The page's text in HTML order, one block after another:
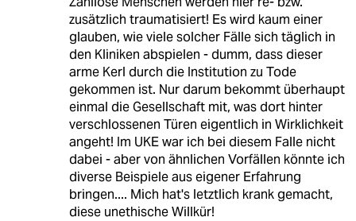
zusätzlich traumatisiert! Es wird kaum einer
glauben, wie viele solcher Fälle sich täglich in
den Kliniken abspielen - dumm, dass dieser
arme Kerl durch die Institution zu Tode
gekommen ist. Nur darum bekommt überhaupt
einmal die Gesellschaft mit, was dort hinter
verschlossenen Türen eigentlich in Wirklichkeit
angeht! Im UKE war ich bei diesem Falle nicht
dabei - aber von ähnlichen Vorfällen könnte ich
diverse Beispiele aus eigener Erfahrung
bringen.... Mich hat's letztlich krank gemacht,
diese unethische Willkür!